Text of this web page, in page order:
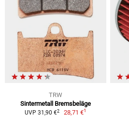
TRW
Sintermetall Bremsbeläge
UVP 31,90 €2 28,71 €1